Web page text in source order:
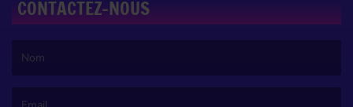
CONTACTEZ-NOUS